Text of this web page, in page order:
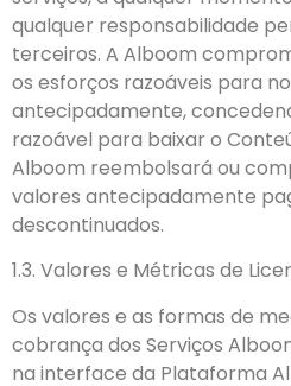
qualquer responsabilidade
terceiros. A Alboom
os esforços razoáveis para
antecipadamente,
razoável para baixar o
Alboom reembolsará ou
valores antecipadamente
descontinuados.
1.3. Valores e Métricas de
Os valores e as formas de
cobrança dos Serviços
na interface da Plataforma